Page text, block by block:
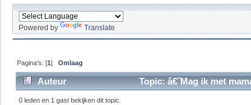
Powered by Translate
Pagina's: [1]Omlaag
Auteur Topic: â€˜Mag ik met
0 leden en 1 gast bekijken dit topic.